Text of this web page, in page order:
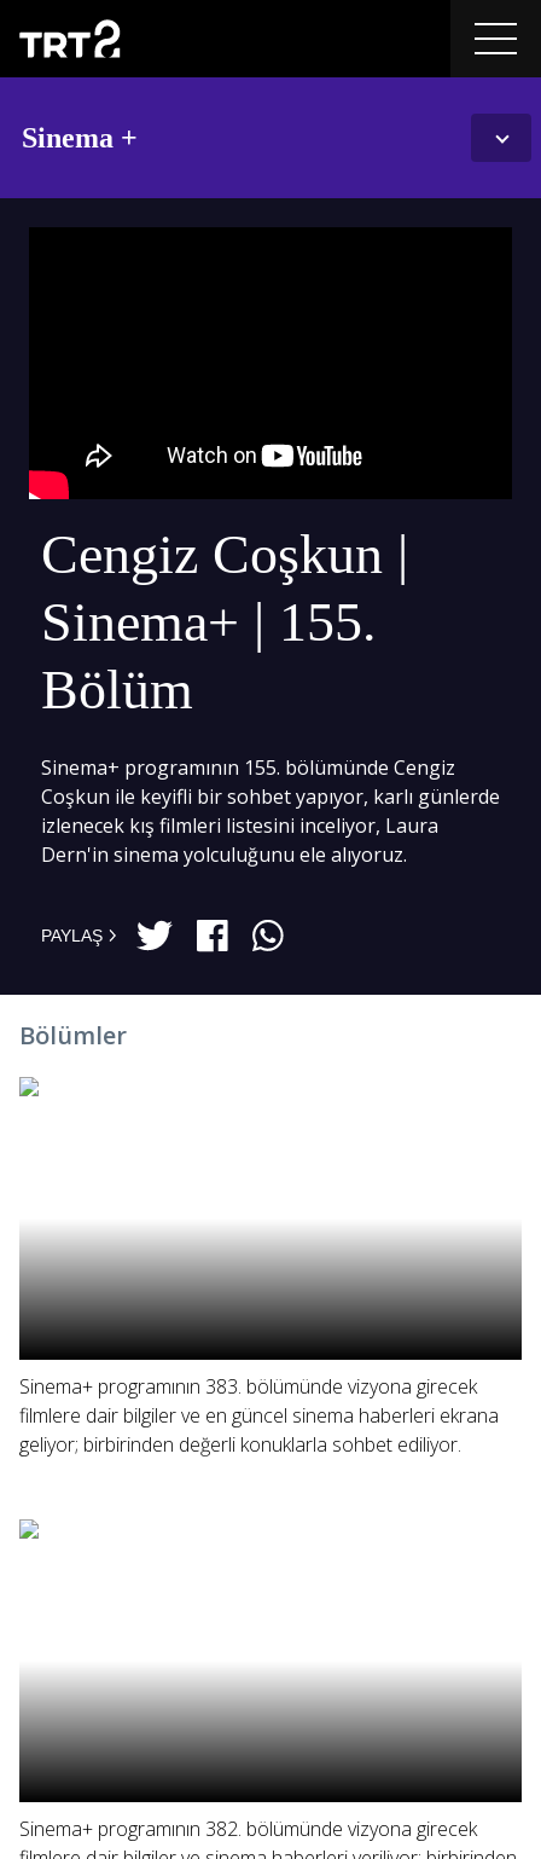
Sinema +
Cengiz Coşkun |
Sinema+ | 155.
Bölüm
Sinema+ programının 155. bölümünde Cengiz
Coşkun ile keyifli bir sohbet yapıyor, karlı günlerde
izlenecek kış filmleri listesini inceliyor, Laura
Dern'in sinema yolculuğunu ele alıyoruz.
PAYLAŞ
Bölümler
Sinema+ programının 383. bölümünde vizyona girecek
filmlere dair bilgiler ve en güncel sinema haberleri ekrana
geliyor; birbirinden değerli konuklarla sohbet ediliyor.
Sinema+ programının 382. bölümünde vizyona girecek